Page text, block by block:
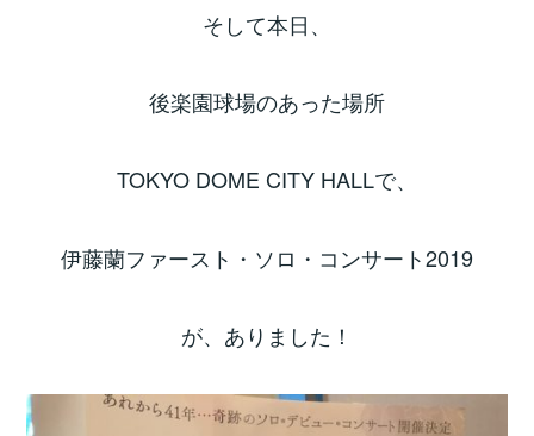
そして本日、
後楽園球場のあった場所
TOKYO DOME CITY HALLで、
伊藤蘭ファースト・ソロ・コンサート2019
が、ありました！